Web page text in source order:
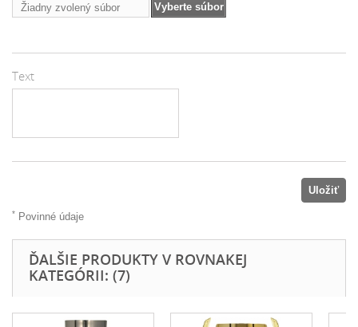
Žiadny zvolený súbor
Vyberte súbor
Text
Uložiť
* Povinné údaje
ĎALŠIE PRODUKTY V ROVNAKEJ
KATEGÓRII: (7)